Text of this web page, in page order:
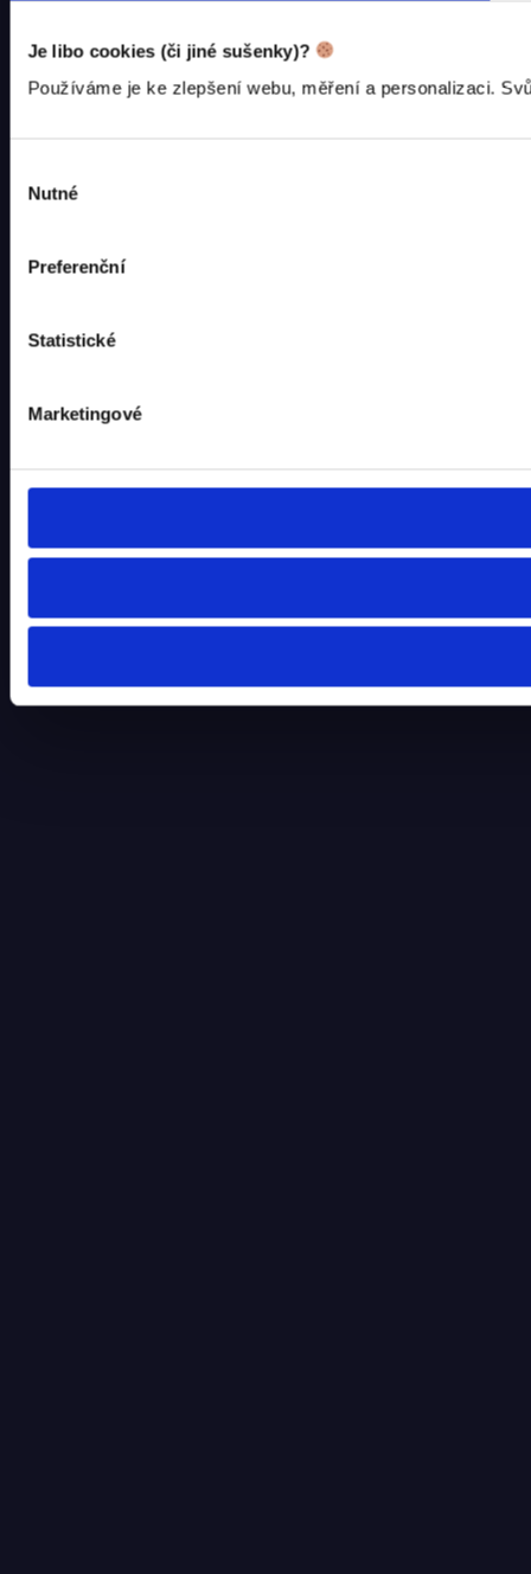
Je libo cookies (či jiné sušenky)?
Používáme je ke zlepšení webu, měření a personalizaci.
souhlasu
Nutné
Preferenční
Statistické
Marketingové